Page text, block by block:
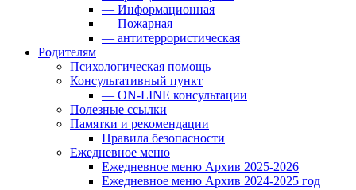
— Информационная
— Пожарная
— антитеррористическая
Родителям
Психологическая помощь
Консультативный пункт
— ON-LINE консультации
Полезные ссылки
Памятки и рекомендации
Правила безопасности
Ежедневное меню
Ежедневное меню Архив 2025-2026
Ежедневное меню Архив 2024-2025 год